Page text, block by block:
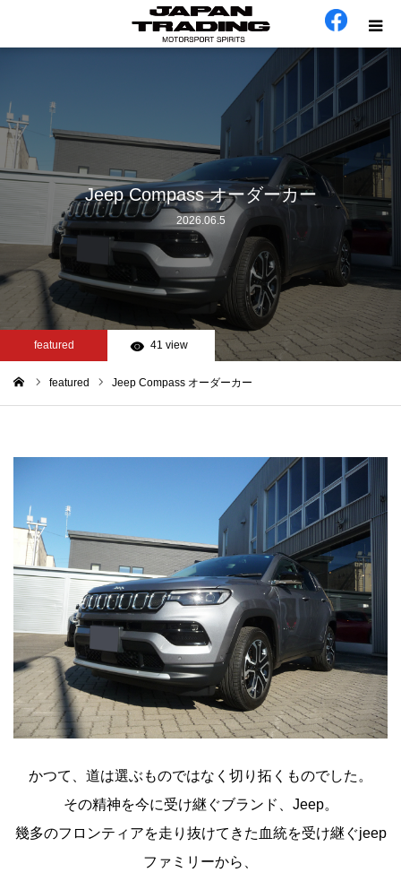
Jeep Compass オーダーカー
2026.06.5
featured 41 view
featured Jeep Compass オーダーカー
かつて、道は選ぶものではなく切り拓くものでした。
その精神を今に受け継ぐブランド、Jeep。
幾多のフロンティアを走り抜けてきた血統を受け継ぐjeep
ファミリーから、
在庫車
会社概要
カテゴリー
工場日誌
お問い合わせ